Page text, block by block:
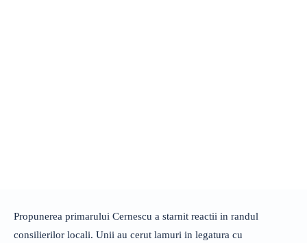
Propunerea primarului Cernescu a starnit reactii in randul
consilierilor locali. Unii au cerut lamuri in legatura cu